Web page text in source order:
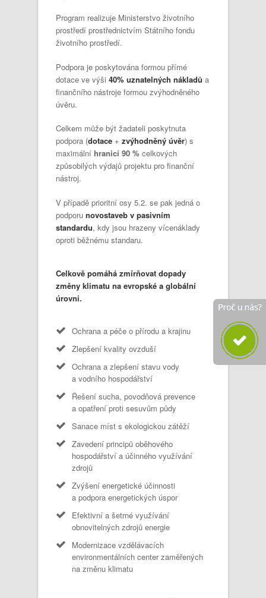
Program realizuje Ministerstvo životního
prostředí prostřednictvím Státního fondu
životního prostředí.
Podpora je poskytována formou přímé
dotace ve výši 40% uznatelných nákladů a
finančního nástroje formou zvýhodněného
úvěru.
Celkem může být žadateli poskytnuta
podpora (dotace + zvýhodněný úvěr) s
maximální hranicí 90 % celkových
způsobilých výdajů projektu pro finanční
nástroj.
V případě prioritní osy 5.2. se pak jedná o
podporu novostaveb v pasivním
standardu, kdy jsou hrazeny vícenáklady
oproti běžnému standaru.
Celkově pomáhá zmírňovat dopady
změny klimatu na evropské a globální
úrovni.
Ochrana a péče o přírodu a krajinu
Zlepšení kvality ovzduší
Ochrana a zlepšení stavu vody
a vodního hospodářství
Řešení sucha, povodňová prevence
a opatření proti sesuvům půdy
Sanace míst s ekologickou zátěží
Zavedení principů oběhového
hospodářství a účinného využívání
zdrojů
Zvýšení energetické účinnosti
a podpora energetických úspor
Efektivní a šetrné využívání
obnovitelných zdrojů energie
Modernizace vzdělávacích
environmentálních center zaměřených
na změnu klimatu